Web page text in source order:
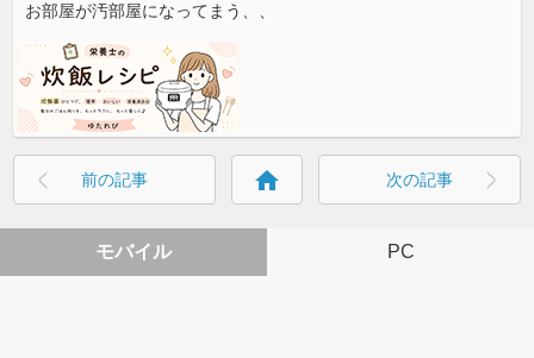
お部屋が汚部屋になってまう、、
前の記事 home 次の記事
モバイル PC